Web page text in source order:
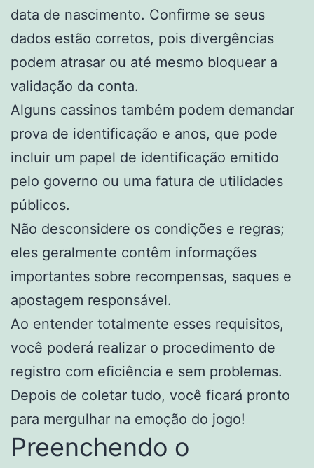
data de nascimento. Confirme se seus
dados estão corretos, pois divergências
podem atrasar ou até mesmo bloquear a
validação da conta.
Alguns cassinos também podem demandar
prova de identificação e anos, que pode
incluir um papel de identificação emitido
pelo governo ou uma fatura de utilidades
públicos.
Não desconsidere os condições e regras;
eles geralmente contêm informações
importantes sobre recompensas, saques e
apostagem responsável.
Ao entender totalmente esses requisitos,
você poderá realizar o procedimento de
registro com eficiência e sem problemas.
Depois de coletar tudo, você ficará pronto
para mergulhar na emoção do jogo!
Preenchendo o